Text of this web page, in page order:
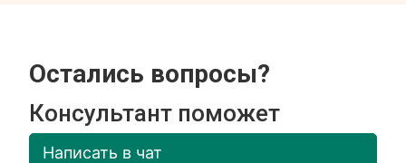
Остались вопросы?
Консультант поможет
Написать в чат